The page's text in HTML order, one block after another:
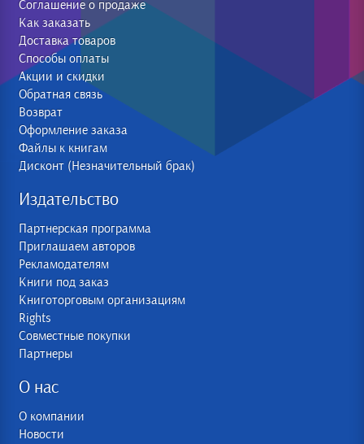
Соглашение о продаже
Как заказать
Доставка товаров
Способы оплаты
Акции и скидки
Обратная связь
Возврат
Оформление заказа
Файлы к книгам
Дисконт (Незначительный брак)
Издательство
Партнерская программа
Приглашаем авторов
Рекламодателям
Книги под заказ
Книготорговым организациям
Rights
Совместные покупки
Партнеры
О нас
О компании
Новости